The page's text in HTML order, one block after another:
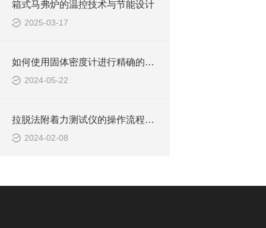
箱式马弗炉的温控技术与节能设计
2025-03-17
如何使用固体密度计进行精确的密度测量
2024-05-22
拉脱法附着力测试仪的操作流程与技术指南
2024-02-08